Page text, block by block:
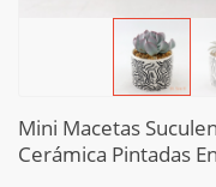
Mini Macetas
Cerámica Pintadas